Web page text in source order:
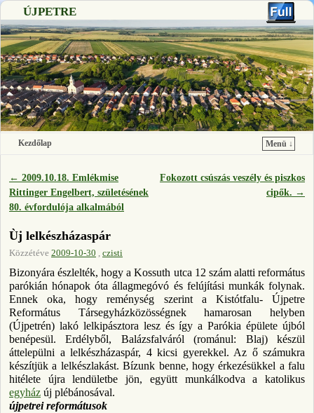
ÚJPETRE
Kezdőlap
Menü ↓
Bejegyzés navigáció
← 2009.10.18. Emlékmise
Rittinger Engelbert, születésének
80. évfordulója alkalmából
Fokozott csúszás veszély és piszkos
cipők. →
Ùj lelkészházaspár
Közzétéve 2009-10-30 , czisti
Bizonyára észlelték, hogy a Kossuth utca 12 szám alatti református
parókián hónapok óta állagmegóvó és felújítási munkák folynak.
Ennek oka, hogy reménység szerint a Kistótfalu- Újpetre
Református Társegyházközösségnek hamarosan helyben
(Újpetrén) lakó lelkipásztora lesz és így a Parókia épülete újból
benépesül. Erdélyből, Balázsfalváról (románul: Blaj) készül
áttelepülni a lelkészházaspár, 4 kicsi gyerekkel. Az ő számukra
készítjük a lelkészlakást. Bízunk benne, hogy érkezésükkel a falu
hitélete újra lendületbe jön, együtt munkálkodva a katolikus
egyház új plébánosával.
újpetrei reformátusok